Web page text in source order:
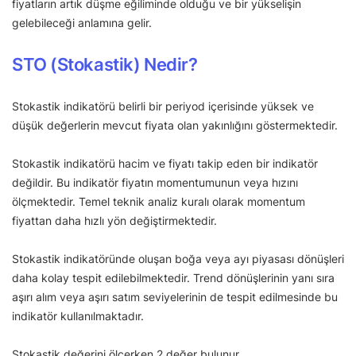
fiyatların artık düşme eğiliminde olduğu ve bir yükselişin
gelebileceği anlamına gelir.
STO (Stokastik) Nedir?
Stokastik indikatörü belirli bir periyod içerisinde yüksek ve
düşük değerlerin mevcut fiyata olan yakınlığını göstermektedir.
Stokastik indikatörü hacim ve fiyatı takip eden bir indikatör
değildir. Bu indikatör fiyatın momentumunun veya hızını
ölçmektedir. Temel teknik analiz kuralı olarak momentum
fiyattan daha hızlı yön değiştirmektedir.
Stokastik indikatöründe oluşan boğa veya ayı piyasası dönüşleri
daha kolay tespit edilebilmektedir. Trend dönüşlerinin yanı sıra
aşırı alım veya aşırı satım seviyelerinin de tespit edilmesinde bu
indikatör kullanılmaktadır.